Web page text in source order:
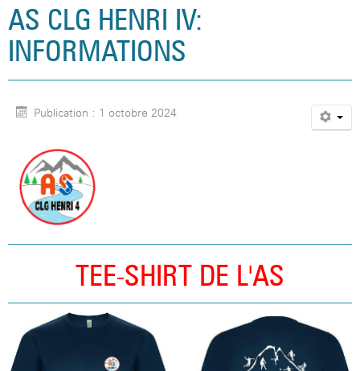
AS CLG HENRI IV:
INFORMATIONS
Publication : 1 octobre 2024
TEE-SHIRT DE L'AS